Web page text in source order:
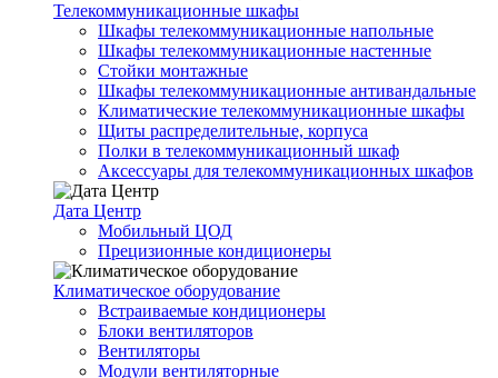
Телекоммуникационные шкафы
Шкафы телекоммуникационные напольные
Шкафы телекоммуникационные настенные
Стойки монтажные
Шкафы телекоммуникационные антивандальные
Климатические телекоммуникационные шкафы
Щиты распределительные, корпуса
Полки в телекоммуникационный шкаф
Аксессуары для телекоммуникационных шкафов
Дата Центр
Мобильный ЦОД
Прецизионные кондиционеры
Климатичeское оборудование
Встраиваемые кондиционеры
Блоки вентиляторов
Вентиляторы
Модули вентиляторные